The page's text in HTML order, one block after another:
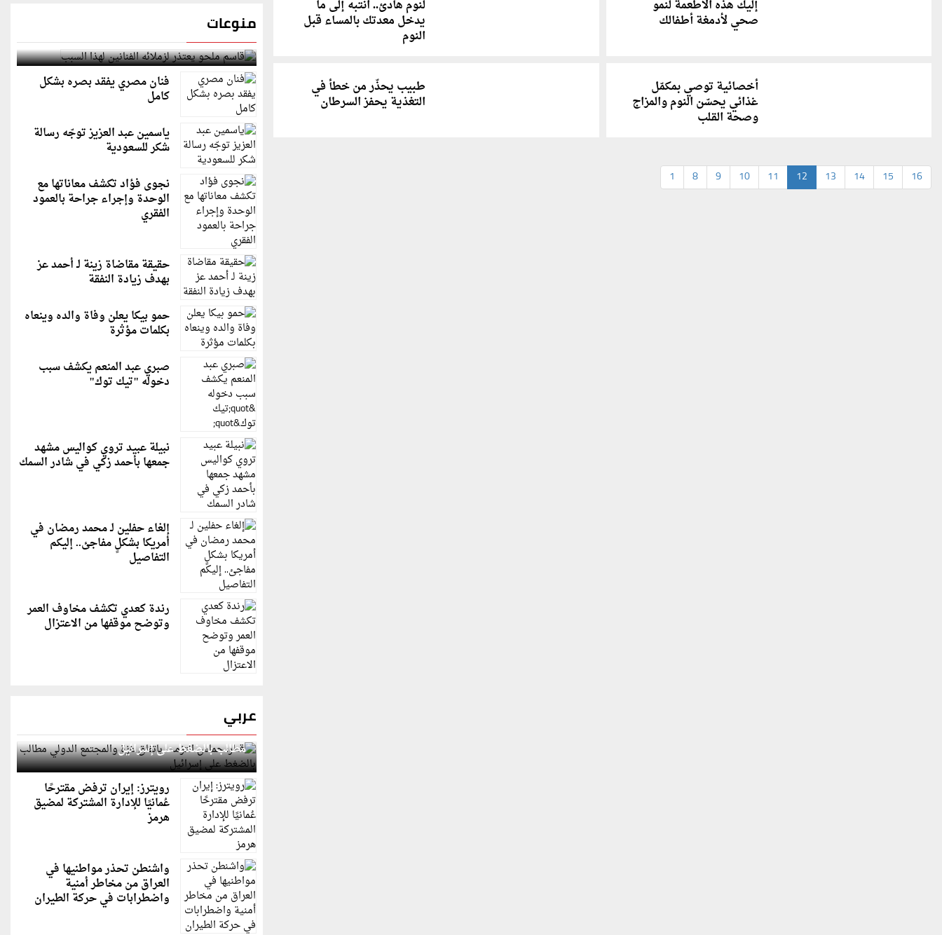
إليك هذه الأطعمة لنمو
صحي لأدمغة أطفالك
لنوم هادئ.. انتبه إلى ما
يدخل معدتك بالمساء قبل
النوم
أخصائية توصي بمكمّل
غذائي يحسّن النوم والمزاج
وصحة القلب
طبيب يحذّر من خطأ في
التغذية يحفز السرطان
1 8 9 10 11 12 13 14 15 16
منوعات
قاسم ملحو يعتذر لزملائه الفنانين لهذا السبب
فنان مصري يفقد بصره بشكل
كامل
ياسمين عبد العزيز توجّه رسالة
شكر للسعودية
نجوى فؤاد تكشف معاناتها مع
الوحدة وإجراء جراحة بالعمود
الفقري
حقيقة مقاضاة زينة لـ أحمد عز
بهدف زيادة النفقة
حمو بيكا يعلن وفاة والده وينعاه
بكلمات مؤثرة
صبري عبد المنعم يكشف سبب
دخوله "تيك توك"
نبيلة عبيد تروي كواليس مشهد
جمعها بأحمد زكي في شادر السمك
إلغاء حفلين لـ محمد رمضان في
أمريكا بشكلٍ مفاجئ.. إليكم
التفاصيل
رندة كعدي تكشف مخاوف العمر
وتوضح موقفها من الاعتزال
عربي
قطر: حماس التزمت باتفاق غزة والمجتمع الدولي
مطالب بالضغط على إسرائيل
رويترز: إيران ترفض مقترحًا
عُمانيًا للإدارة المشتركة لمضيق
هرمز
واشنطن تحذر مواطنيها في
العراق من مخاطر أمنية
واضطرابات في حركة الطيران